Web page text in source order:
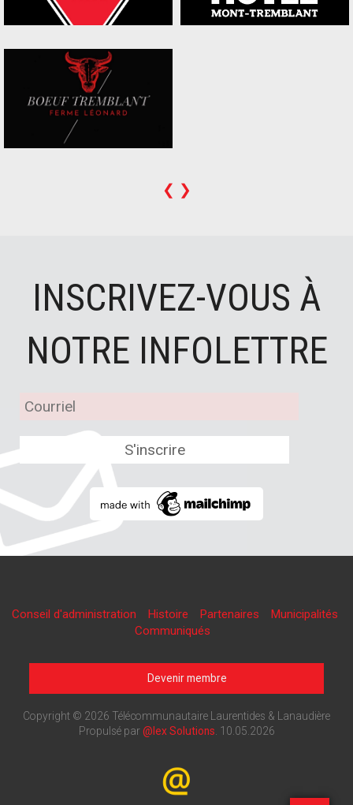
❮ ❯
INSCRIVEZ-VOUS À
NOTRE INFOLETTRE
Conseil d'administration Histoire Partenaires
Municipalités
Communiqués
Devenir membre
Copyright © 2026 Télécommunautaire Laurentides & Lanaudière
Propulsé par@lex Solutions 10.05.2026